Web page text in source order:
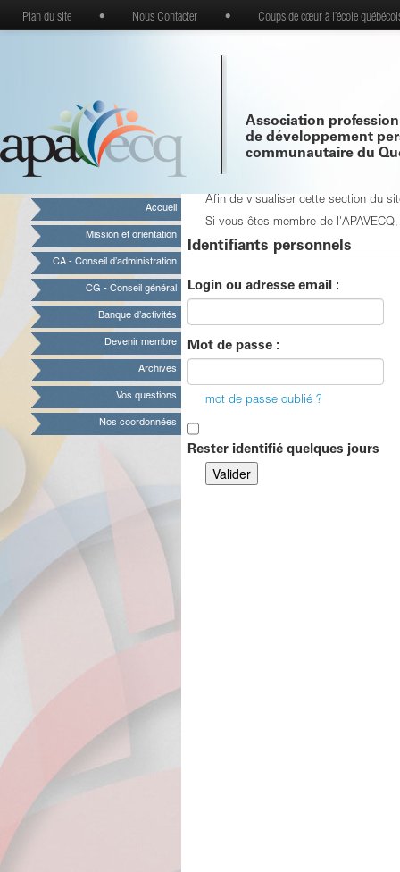
Plan du site • Nous Contacter • Coups de cœur à l’école
Association
de développement
communautaire du
Accueil
Mission et orientation
CA - Conseil d’administration
CG - Conseil général
Banque d’activités
Devenir membre
Archives
Vos questions
Nos coordonnées
Afin de visualiser cette section du
Si vous êtes membre de
Identifiants personnels
Login ou adresse email :
Mot de passe :
mot de passe oublié ?
Rester identifié quelques jours